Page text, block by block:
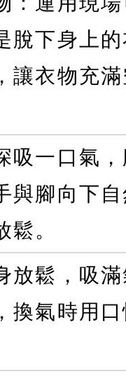
脫下身上
讓衣物充
吸一口氣
與腳向下
鬆。
放鬆，吸
換氣時用